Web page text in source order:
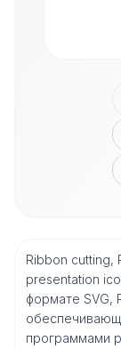
Ribbon cutting,
presentation
формате SVG,
программами